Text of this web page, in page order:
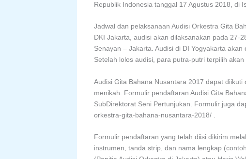
Republik Indonesia tanggal 17 Agustus 2018, di
Jadwal dan pelaksanaan Audisi Orkestra Gita
DKI Jakarta, audisi akan dilaksanakan pada 27-
Senayan – Jakarta. Audisi di DI Yogyakarta
Setelah lolos audisi, para putra-putri terpilih
Audisi Gita Bahana Nusantara 2017 dapat
menikah. Formulir pendaftaran Audisi Gita
SubDirektorat Seni Pertunjukan. Formulir juga
orkestra-gita-bahana-nusantara-2018/ .
Formulir pendaftaran yang telah diisi dikirim
instrumen, tanda strip, dan nama lengkap